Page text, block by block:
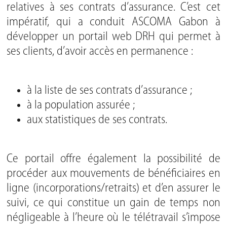
relatives à ses contrats d’assurance. C’est cet
impératif, qui a conduit ASCOMA Gabon à
développer un portail web DRH qui permet à
ses clients, d’avoir accès en permanence :
à la liste de ses contrats d’assurance ;
à la population assurée ;
aux statistiques de ses contrats.
Ce portail offre également la possibilité de
procéder aux mouvements de bénéficiaires en
ligne (incorporations/retraits) et d’en assurer le
suivi, ce qui constitue un gain de temps non
négligeable à l’heure où le télétravail s’impose